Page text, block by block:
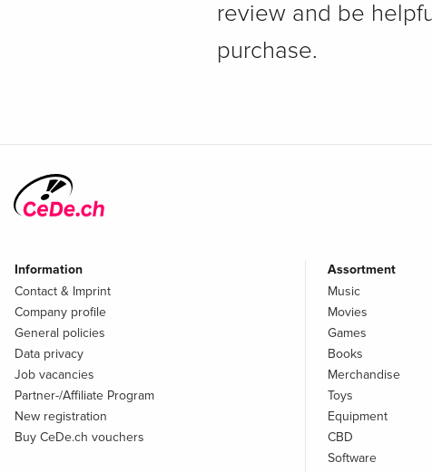
review and be
purchase.
Information
Contact & Imprint
Company profile
General policies
Data privacy
Job vacancies
Partner-/Affiliate Program
New registration
Buy CeDe.ch vouchers
Assortment
Music
Movies
Games
Books
Merchandise
Toys
Equipment
CBD
Software